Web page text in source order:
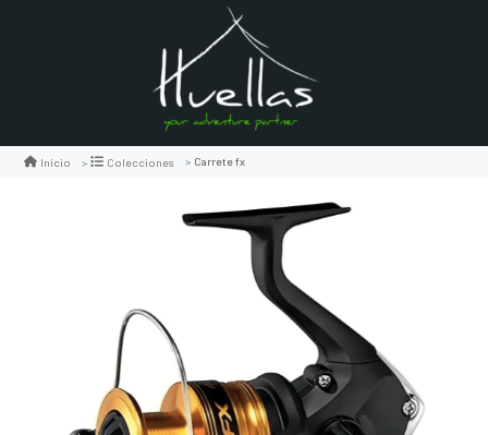
Inicio Colecciones Carrete fx